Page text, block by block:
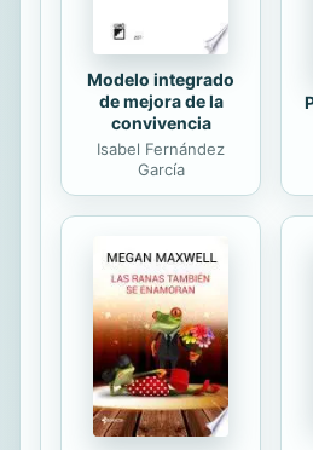
Modelo integrado
de mejora de la
convivencia
Isabel Fernández
García